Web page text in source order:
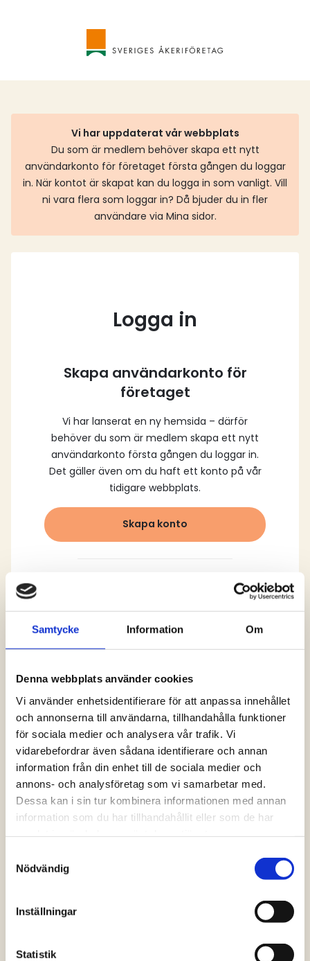
Samtycke Information Om
Denna webbplats använder cookies
Vi använder enhetsidentifierare för att anpassa innehållet
och annonserna till användarna, tillhandahålla funktioner
för sociala medier och analysera vår trafik. Vi
vidarebefordrar även sådana identifierare och annan
information från din enhet till de sociala medier och
annons- och analysföretag som vi samarbetar med.
Dessa kan i sin tur kombinera informationen med annan
information som du har tillhandahållit eller som de har
Nödvändig
Inställningar
Statistik
Vi har uppdaterat vår webbplats
Du som är medlem behöver skapa ett nytt
användarkonto för företaget första gången du loggar
in. När kontot är skapat kan du logga in som vanligt. Vill
ni vara flera som loggar in? Då bjuder du in fler
användare via Mina sidor.
Logga in
Skapa användarkonto för
företaget
Vi har lanserat en ny hemsida – därför
behöver du som är medlem skapa ett nytt
användarkonto första gången du loggar in.
Det gäller även om du haft ett konto på vår
tidigare webbplats.
Skapa konto
Logga in och ta del av allt som vår hemsida
har att erbjuda. Saknar du dina uppgifter?
lösenord” alternativt kontakta oss så hjälper
vi dig!
Logga in
Vanliga frågor och